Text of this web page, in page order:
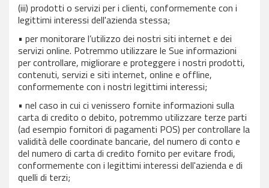
(iii) prodotti o servizi per i clienti, conformemente con i
legittimi interessi dell'azienda stessa;
• per monitorare l’utilizzo dei nostri siti internet e dei
servizi online. Potremmo utilizzare le Sue informazioni
per controllare, migliorare e proteggere i nostri prodotti,
contenuti, servizi e siti internet, online e offline,
conformemente con i nostri legittimi interessi;
• nel caso in cui ci venissero fornite informazioni sulla
carta di credito o debito, potremmo utilizzare terze parti
(ad esempio fornitori di pagamenti POS) per controllare la
validità delle coordinate bancarie, del numero di conto e
del numero di carta di credito fornito per evitare frodi,
conformemente con i legittimi interessi dell'azienda e di
quelli di terzi;